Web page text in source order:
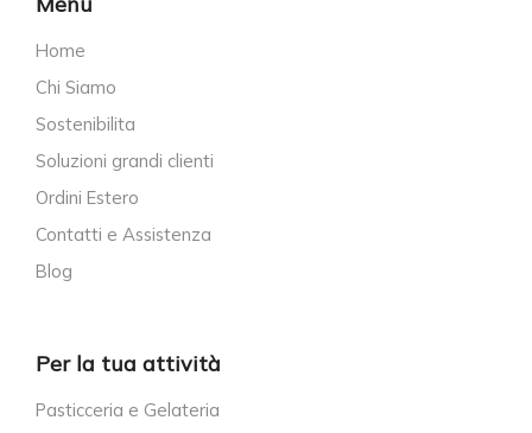
Home
Chi Siamo
Sostenibilita
Soluzioni grandi clienti
Ordini Estero
Contatti e Assistenza
Blog
Per la tua attività
Pasticceria e Gelateria